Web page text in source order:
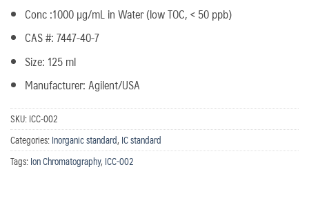
Conc :1000 µg/mL in Water (low TOC, < 50 ppb)
CAS #: 7447-40-7
Size: 125 ml
Manufacturer: Agilent/USA
SKU:ICC-002
Categories:Inorganic standard, IC standard
Tags:Ion Chromatography, ICC-002